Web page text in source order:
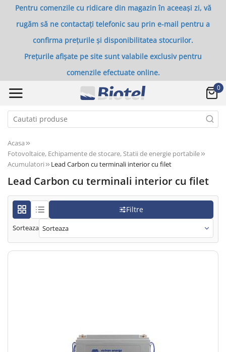
Pentru comenzile cu ridicare din magazin în aceeași zi, vă
rugăm să ne contactați telefonic sau prin e-mail pentru a
confirma prețurile și disponibilitatea stocurilor.
Prețurile afișate pe site sunt valabile exclusiv pentru
comenzile efectuate online.
0
Acasa
Fotovoltaice, Echipamente de stocare, Statii de energie portabile
Acumulatori
Lead Carbon cu terminali interior cu filet
Lead Carbon cu terminali interior cu filet
Filtre
Sorteaza Sorteaza